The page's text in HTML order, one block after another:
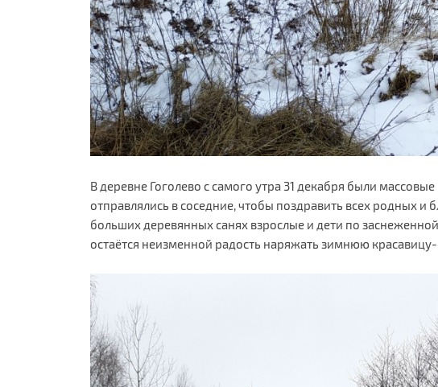
В деревне Гоголево с самого утра 31 декабря были
отправлялись в соседние, чтобы поздравить всех родных
больших деревянных санях взрослые и дети по
остаётся неизменной радость наряжать зимнюю